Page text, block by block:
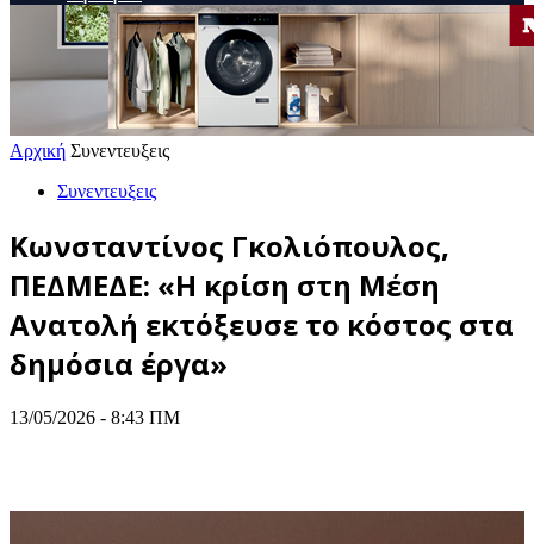
Αρχική Συνεντευξεις
Συνεντευξεις
Κωνσταντίνος Γκολιόπουλος,
ΠΕΔΜΕΔΕ: «Η κρίση στη Μέση
Ανατολή εκτόξευσε το κόστος στα
δημόσια έργα»
13/05/2026 - 8:43 ΠΜ